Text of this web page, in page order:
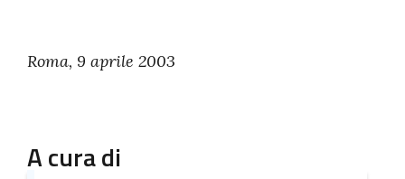
Roma, 9 aprile 2003
A cura di